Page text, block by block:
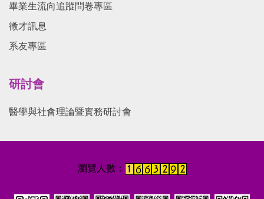
畢業生流向追蹤問卷專區
徵才訊息
系友專區
研討會
醫學與社會理論暨實務研討會